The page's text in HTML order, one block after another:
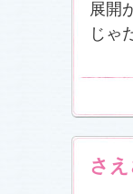
展開
じゃ
さ